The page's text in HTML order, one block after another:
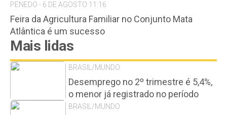
PENEDO - 6 DE AGOSTO 11:16
Feira da Agricultura Familiar no Conjunto Mata
Atlântica é um sucesso
Mais lidas
BRASIL/MUNDO
Desemprego no 2º trimestre é 5,4%,
o menor já registrado no período
BRASIL/MUNDO